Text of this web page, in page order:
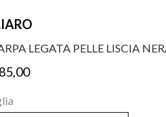
LEGATA PELLE LISCIA